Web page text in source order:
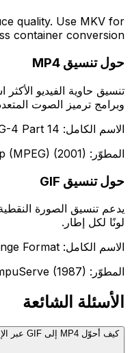
quality. Use MKV for
container conversion.
حول تنسيق MP4
وبرامج ترميز الصوت
الاسم الكامل: MPEG-4 Part 14
المطوّر: Moving Picture Experts Group (MPEG) (2001)
حول تنسيق GIF
لونًا لكل إطار.
الاسم الكامل: Graphics Interchange Format
المطوّر: CompuServe (1987)
الأسئلة الشائعة
كيف أحوّل MP4 إلى GIF عبر الإنترنت؟